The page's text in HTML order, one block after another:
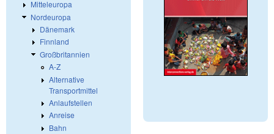
Mitteleuropa
Nordeuropa
Dänemark
Finnland
Großbritannien
A-Z
Alternative
Transportmittel
Anlaufstellen
Anreise
Bahn